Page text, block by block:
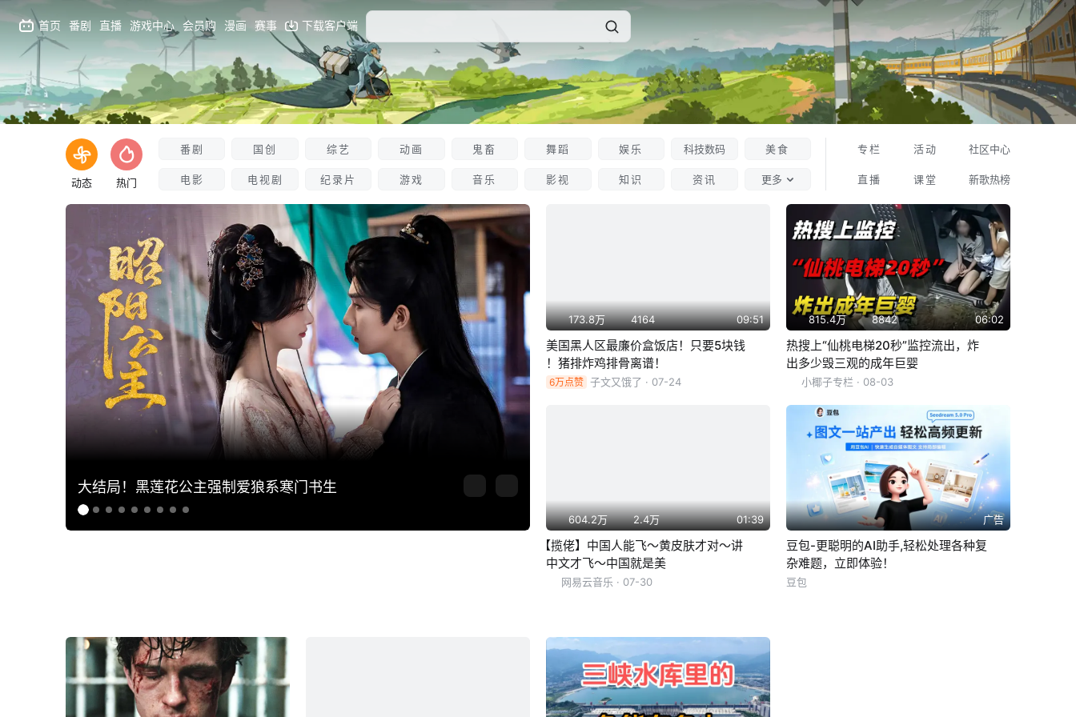
首页 番剧 直播 游戏中心 会员购 漫画 赛事 下载客户端
动态 热门
番剧
电影
国创
电视剧
综艺
纪录片
动画
游戏
鬼畜
音乐
舞蹈
影视
娱乐
知识
科技数码
资讯
美食
更多
专栏
直播
活动
课堂
社区中心
新歌热榜
大结局！黑莲花公主强制爱狼系寒门书生
173.8万 4164 09:51
美国黑人区最廉价盒饭店！只要5块钱
！猪排炸鸡排骨离谱！
6万点赞 子文又饿了 · 07-24
815.4万 8842 06:02
热搜上“仙桃电梯20秒”监控流出，炸
出多少毁三观的成年巨婴
小椰子专栏 · 08-03
604.2万 2.4万 01:39
【揽佬】中国人能飞～黄皮肤才对～讲
中文才飞～中国就是美
网易云音乐 · 07-30
广告
豆包-更聪明的AI助手,轻松处理各种复
杂难题，立即体验！
豆包